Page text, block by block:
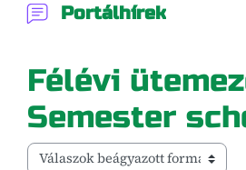
Portálhírek
Félévi
Semester
Megjelenítési mód